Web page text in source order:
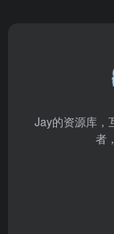
Jay的资源库，
者